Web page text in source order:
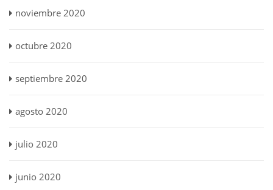
noviembre 2020
octubre 2020
septiembre 2020
agosto 2020
julio 2020
junio 2020